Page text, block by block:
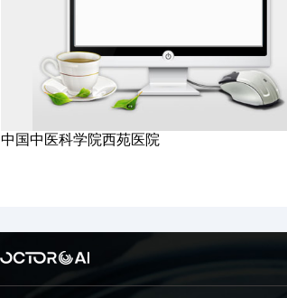
中国中医科学院西苑医院